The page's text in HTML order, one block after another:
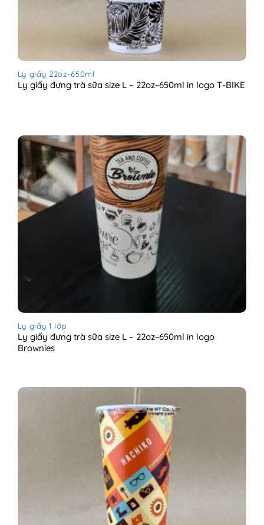
Ly giấy 22oz~650ml
Ly giấy đựng trà sữa size L – 22oz~650ml in logo T-BIKE
Ly giấy 1 lớp
Ly giấy đựng trà sữa size L – 22oz~650ml in logo
Brownies